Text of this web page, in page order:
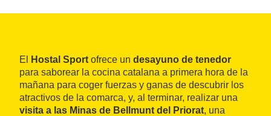
El Hostal Sport ofrece un desayuno de tenedor
para saborear la cocina catalana a primera hora de la
mañana para coger fuerzas y ganas de descubrir los
atractivos de la comarca, y, al terminar, realizar una
visita a las Minas de Bellmunt del Priorat, una